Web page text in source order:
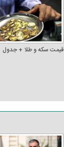
قیمت سکه و طلا + جدول